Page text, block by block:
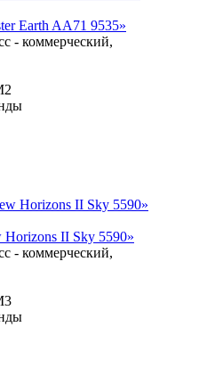
Earth AA71 9535»
- коммерческий,
Horizons II Sky 5590»
- коммерческий,